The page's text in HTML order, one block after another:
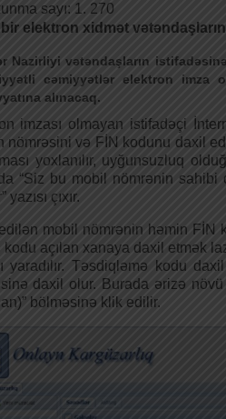
sayı: 1. 270
bir elektron xidmət
Nazirliyi vətəndaşların
cəmiyyətlər elektron
alınacaq.
imzası olmayan istifadəçi
nömrəsini və FİN kodunu daxil
yoxlanılır, uyğunsuzluq
“Siz bu mobil nömrənin
yazısı çıxır.
mobil nömrənin həmin
kodu açılan xanaya daxil etmək
yaradılır. Təsdiqləmə kodu
daxil olur. Burada ərizə
bölməsinə klik edilir.